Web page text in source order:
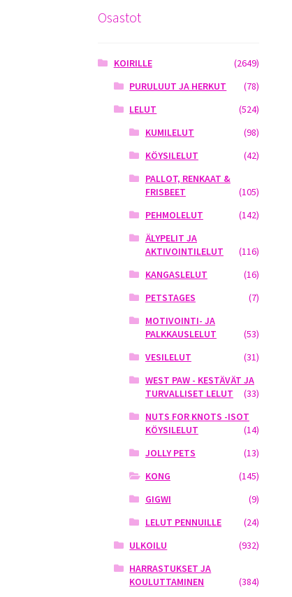
Osastot
KOIRILLE
(2649)
PURULUUT JA HERKUT
(78)
LELUT
(524)
KUMILELUT
(98)
KÖYSILELUT
(42)
PALLOT, RENKAAT &
FRISBEET
(105)
PEHMOLELUT
(142)
ÄLYPELIT JA
AKTIVOINTILELUT
(116)
KANGASLELUT
(16)
PETSTAGES
(7)
MOTIVOINTI- JA
PALKKAUSLELUT
(53)
VESILELUT
(31)
WEST PAW - KESTÄVÄT JA
TURVALLISET LELUT
(33)
NUTS FOR KNOTS -ISOT
KÖYSILELUT
(14)
JOLLY PETS
(13)
KONG
(145)
GIGWI
(9)
LELUT PENNUILLE
(24)
ULKOILU
(932)
HARRASTUKSET JA
KOULUTTAMINEN
(384)